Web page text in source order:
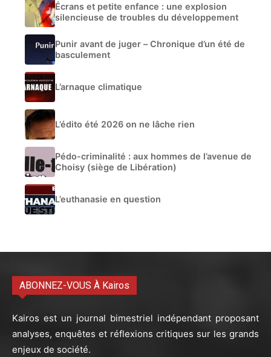
Écrans et petite enfance : une explosion
silencieuse de troubles du développement
Punir avant de juger – Chronique d’un été de
basculement
L’arnaque climatique
L’édito été 2026 on ne lâche rien
Pédo-criminalité : aux hommes de l’avenue de
Choisy (siège de Libération)
L’euthanasie en question
ABONNEZ-VOUS À Kairos
Kairos est un journal bimestriel indépendant proposant
analyses, enquêtes et réflexions critiques sur les grands
enjeux de société.